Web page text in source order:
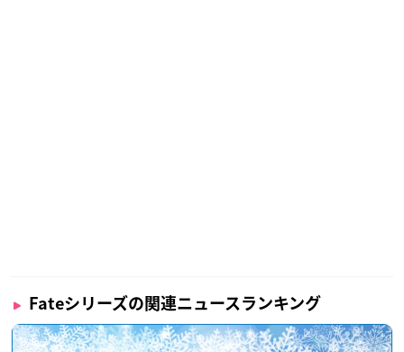
Fateシリーズの関連ニュースランキング